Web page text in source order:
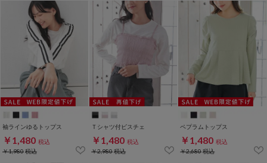
袖ラインゆるトップス
￥1,480 税込
￥1,980税込
Ｔシャツ付ビスチェ
￥1,480 税込
￥2,980税込
ペプラムトップス
￥1,480 税込
￥2,680税込